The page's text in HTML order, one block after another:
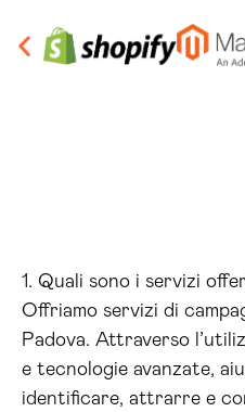
1. Quali sono i servizi
Offriamo servizi di
Padova. Attraverso
e tecnologie avanzate,
identificare, attrarre e